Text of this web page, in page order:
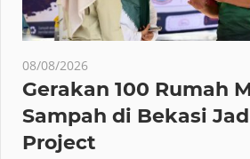
08/08/2026
Gerakan 100 Rumah
Sampah di Bekasi
Project